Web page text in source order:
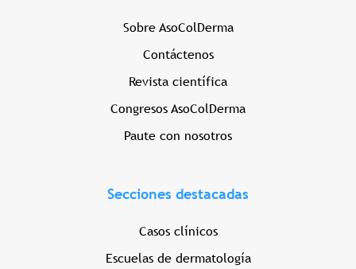
Sobre AsoColDerma
Contáctenos
Revista científica
Congresos AsoColDerma
Paute con nosotros
Secciones destacadas
Casos clínicos
Escuelas de dermatología